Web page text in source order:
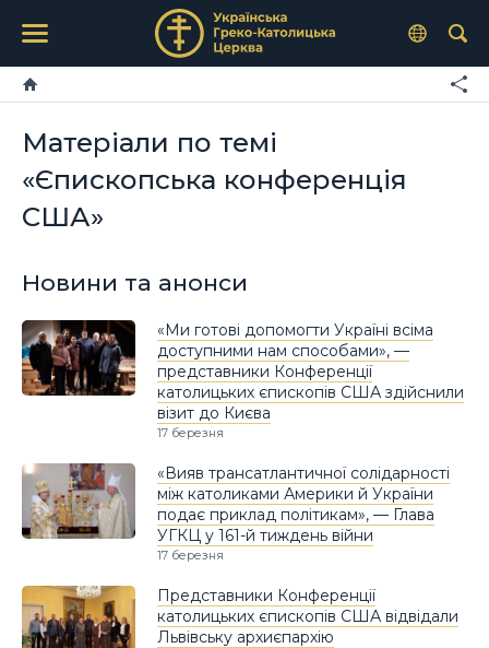
Матеріали по темі
«Єпископська конференція
США»
Новини та анонси
«Ми готові допомогти Україні всіма
доступними нам способами», —
представники Конференції
католицьких єпископів США здійснили
візит до Києва
17 березня
«Вияв трансатлантичної солідарності
між католиками Америки й України
подає приклад політикам», — Глава
УГКЦ у 161-й тиждень війни
17 березня
Представники Конференції
католицьких єпископів США відвідали
Львівську архиєпархію